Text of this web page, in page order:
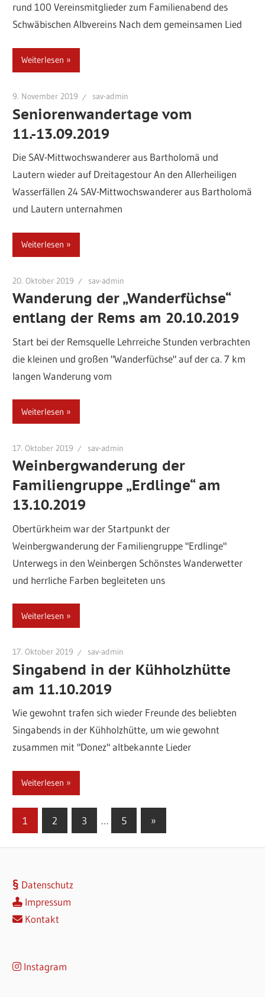
rund 100 Vereinsmitglieder zum Familienabend des
Schwäbischen Albvereins Nach dem gemeinsamen Lied
Weiterlesen
9. November 2019 sav-admin
Seniorenwandertage vom
11.-13.09.2019
Die SAV-Mittwochswanderer aus Bartholomä und
Lautern wieder auf Dreitagestour An den Allerheiligen
Wasserfällen 24 SAV-Mittwochswanderer aus Bartholomä
und Lautern unternahmen
Weiterlesen
20. Oktober 2019 sav-admin
Wanderung der „Wanderfüchse“
entlang der Rems am 20.10.2019
Start bei der Remsquelle Lehrreiche Stunden verbrachten
die kleinen und großen "Wanderfüchse" auf der ca. 7 km
langen Wanderung vom
Weiterlesen
17. Oktober 2019 sav-admin
Weinbergwanderung der
Familiengruppe „Erdlinge“ am
13.10.2019
Obertürkheim war der Startpunkt der
Weinbergwanderung der Familiengruppe "Erdlinge"
Unterwegs in den Weinbergen Schönstes Wanderwetter
und herrliche Farben begleiteten uns
Weiterlesen
17. Oktober 2019 sav-admin
Singabend in der Kühholzhütte
am 11.10.2019
Wie gewohnt trafen sich wieder Freunde des beliebten
Singabends in der Kühholzhütte, um wie gewohnt
zusammen mit "Donez" altbekannte Lieder
Weiterlesen
Seitennummerierung
1 2 3 … 5
Nächste
Beiträge
»
Datenschutz
Impressum
Kontakt
Instagram